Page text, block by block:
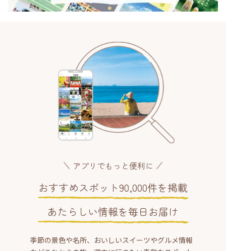
アプリでもっと便利に
おすすめスポット90,000件を掲載
あたらしい情報を毎日お届け
季節の景色や名所、おいしいスイーツやグルメ情報